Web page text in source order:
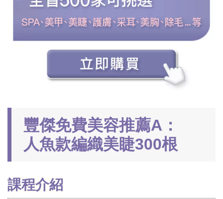
豐傑免費美容推薦A：
人魚款編織美睫300根
課程介紹